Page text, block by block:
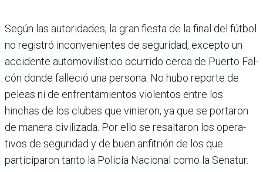
Según las autoridades, la gran fiesta de la final del fútbol
no registró inconvenientes de seguridad, excepto un
accidente auto­movilístico ocurrido cerca de Puerto Fal­
cón donde falleció una persona. No hubo reporte de
peleas ni de enfrentamientos violentos entre los
hinchas de los clubes que vinieron, ya que se portaron
de manera civilizada. Por ello se resaltaron los opera­
tivos de seguridad y de buen anfitrión de los que
participaron tanto la Policía Nacional como la Senatur.